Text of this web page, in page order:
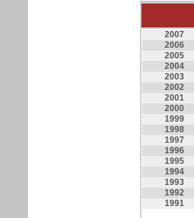
2007
2006
2005
2004
2003
2002
2001
2000
1999
1998
1997
1996
1995
1994
1993
1992
1991